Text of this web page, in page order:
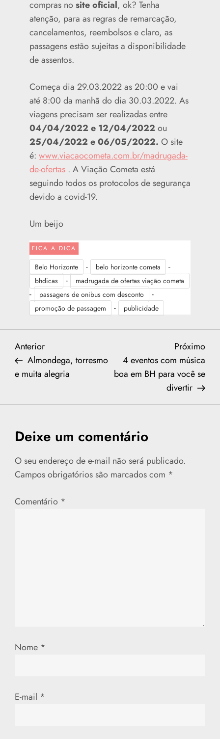
compras nosite oficial, ok? Tenha
atenção, para as regras de remarcação,
cancelamentos, reembolsos e claro, as
passagens estão sujeitas a disponibilidade
de assentos.
Começa dia 29.03.2022 as 20:00 e vai
até 8:00 da manhã do dia 30.03.2022. As
viagens precisam ser realizadas entre
04/04/2022 e 12/04/2022 ou
25/04/2022 e 06/05/2022. O site
é: www.viacaocometa.com.br/madrugada-
de-ofertas . A Viação Cometa está
seguindo todos os protocolos de segurança
devido a covid-19.
Um beijo
FICA A DICA
Belo Horizonte - belo horizonte cometa -
bhdicas - madrugada de ofertas viação cometa
- passagens de onibus com desconto -
promoção de passagem - publicidade
N
a
g
a
ã
s
Previous
Post
Anterior
Almondega, torresmo
e muita alegria
Próximo
4 eventos com música
boa em BH para você se
divertir
Deixe um comentário
O seu endereço de e-mail não será publicado.
Campos obrigatórios são marcados com *
Comentário *
Nome *
E-mail *